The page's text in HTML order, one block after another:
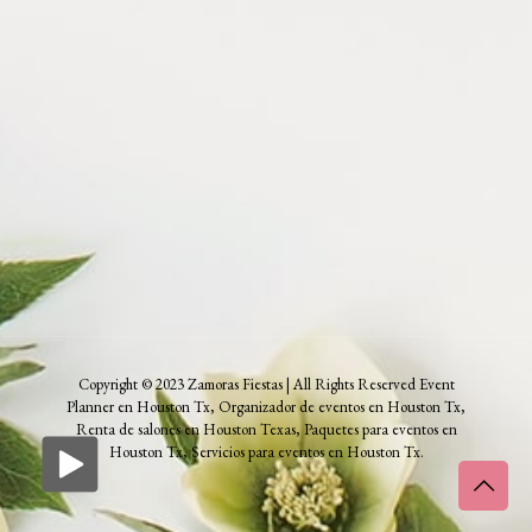
Copyright © 2023 Zamoras Fiestas | All Rights Reserved Event
Planner en Houston Tx, Organizador de eventos en Houston Tx,
Renta de salones en Houston Texas, Paquetes para eventos en
Houston Tx, Servicios para eventos en Houston Tx.